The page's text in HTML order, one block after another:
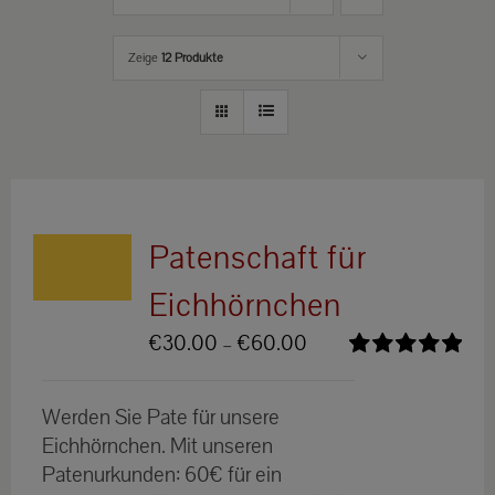
Zeige 12 Produkte
Patenschaft für
Eichhörnchen
€30.00 – €60.00Preisspanne:
Werden Sie Pate für unsere
Eichhörnchen. Mit unseren
Patenurkunden: 60€ für ein